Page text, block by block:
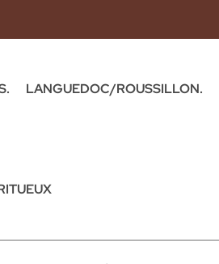
LANGUEDOC/ROUSSILLON.